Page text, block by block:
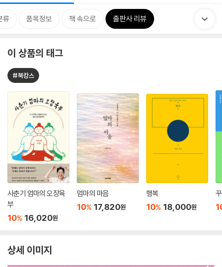
류 품목정보 책 속으로 출판사 리뷰
이 상품의 태그
#북캉스
사춘기 엄마의 오장육
부
10% 16,020원
엄마의 마음
10% 17,820원
행복
10% 18,000원
상세 이미지